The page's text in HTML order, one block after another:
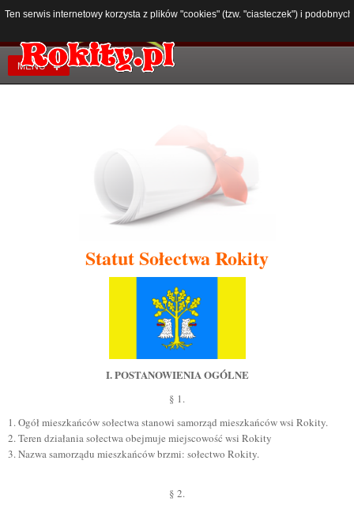
MENU
Statut Sołectwa Rokity
I. POSTANOWIENIA OGÓLNE
§ 1.
1. Ogół mieszkańców sołectwa stanowi samorząd mieszkańców wsi Rokity.
2. Teren działania sołectwa obejmuje miejscowość wsi Rokity
3. Nazwa samorządu mieszkańców brzmi: sołectwo Rokity.
§ 2.
Ten serwis internetowy korzysta z plików "cookies" (tzw. "ciasteczek") i